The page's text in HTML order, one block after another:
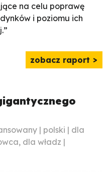
na celu poprawę
i poziomu ich
zobacz raport
| polski | dla
dla władz |